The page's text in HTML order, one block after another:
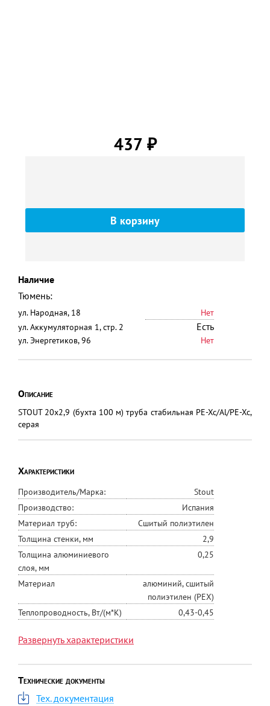
437 ₽
Наличие
Тюмень:
ул. Народная, 18
Нет
ул. Аккумуляторная 1, стр. 2
Есть
ул. Энергетиков, 96 Нет
Описание
STOUT 20x2,9 (бухта 100 м) труба стабильная PE-Xc/Al/PE-Xc,
серая
Характеристики
Производитель/Марка:
Stout
Производство:
Испания
Материал труб:
Сшитый полиэтилен
Толщина стенки, мм
2,9
Толщина алюминиевого
слоя, мм
0,25
Материал
алюминий, сшитый
полиэтилен (PEX)
Теплопроводность, Вт/(м*К)
0,43-0,45
изгиба, мм
Развернуть характеристики
Технические документы
Тех. документация